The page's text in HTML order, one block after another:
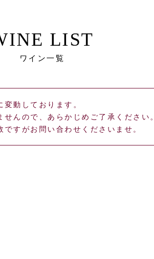
LIST
ワイン一覧
動しております。
んので、あらかじめご了承ください。
すがお問い合わせくださいませ。